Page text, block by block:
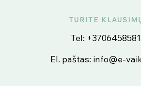
TURITE
Tel:
El. paštas: info@e-